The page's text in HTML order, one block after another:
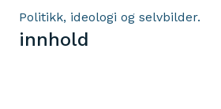
Politikk, ideologi og selvbilder.
innhold